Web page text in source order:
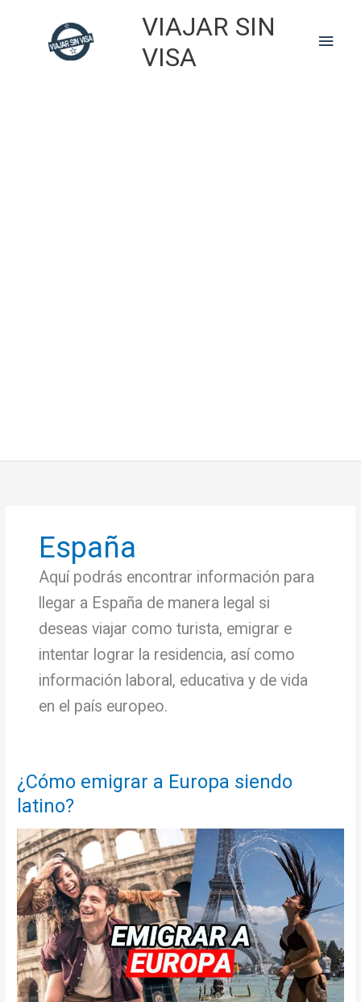
VIAJAR SIN
VISA
Main
España
Aquí podrás encontrar información para
llegar a España de manera legal si
deseas viajar como turista, emigrar e
intentar lograr la residencia, así como
información laboral, educativa y de vida
en el país europeo.
¿Cómo emigrar a Europa siendo
latino?